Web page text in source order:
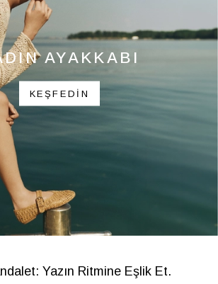
AYAKKABI
KEŞFEDİN
Yazın Ritmine Eşlik Et.